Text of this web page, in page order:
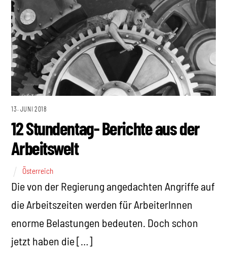
13. JUNI 2018
12 Stundentag- Berichte aus der
Arbeitswelt
Österreich
Die von der Regierung angedachten Angriffe auf
die Arbeitszeiten werden für ArbeiterInnen
enorme Belastungen bedeuten. Doch schon
jetzt haben die […]